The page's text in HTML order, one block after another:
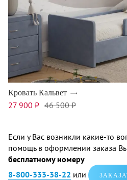
Кровать Кальвет
27 900 ₽ 46 500 ₽
Если у Вас возникли какие-то
помощь в оформлении заказа
бесплатному номеру
8-800-333-38-22 или